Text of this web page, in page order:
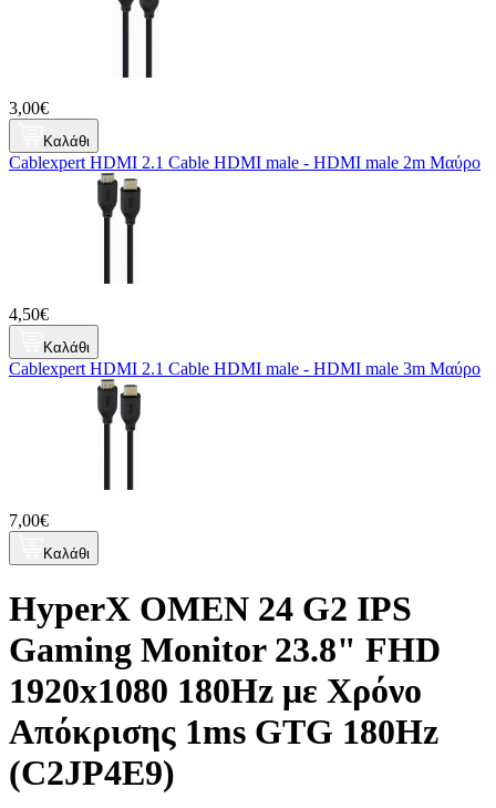
3,00€
Καλάθι
Cablexpert HDMI 2.1 Cable HDMI male - HDMI male 2m Μαύρο
4,50€
Καλάθι
Cablexpert HDMI 2.1 Cable HDMI male - HDMI male 3m Μαύρο
7,00€
Καλάθι
HyperX OMEN 24 G2 IPS
Gaming Monitor 23.8" FHD
1920x1080 180Hz με Χρόνο
Απόκρισης 1ms GTG 180Hz
(C2JP4E9)